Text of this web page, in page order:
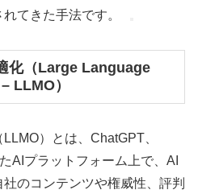
てきた手法です。
化（Large Language
LLMO）
）とは、ChatGPT、
AIプラットフォーム上で、AI
のコンテンツや権威性、評判